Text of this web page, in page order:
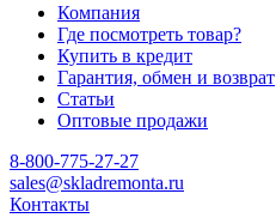
Компания
Где посмотреть товар?
Купить в кредит
Гарантия, обмен и возврат
Статьи
Оптовые продажи
8-800-775-27-27
sales@skladremonta.ru
Контакты